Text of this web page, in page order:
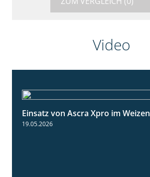
Video
Einsatz von Ascra Xpro im Weizen
19.05.2026